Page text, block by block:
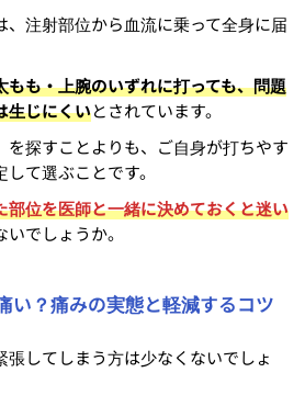
、注射部位から血流に乗って全身に届
もも・上腕のいずれに打っても、問題
生じにくいとされています。
を探すことよりも、ご自身が打ちやす
て選ぶことです。
部位を医師と一緒に決めておくと迷い
いでしょうか。
い？痛みの実態と軽減するコツ
張してしまう方は少なくないでしょ